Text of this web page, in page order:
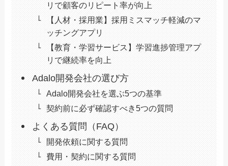
リで顧客のリピート率が向上
【人材・採用業】採用ミスマッチ軽減のマ
ッチングアプリ
【教育・学習サービス】学習進捗管理アプ
リで継続率を向上
Adalo開発会社の選び方
Adalo開発会社を選ぶ5つの基準
契約前に必ず確認すべき5つの質問
よくある質問（FAQ）
開発依頼に関する質問
費用・契約に関する質問